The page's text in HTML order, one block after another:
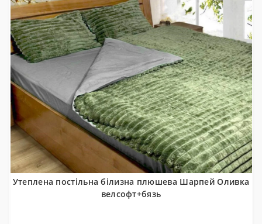
Утеплена постільна білизна плюшева Шарпей Оливка
велсофт+бязь